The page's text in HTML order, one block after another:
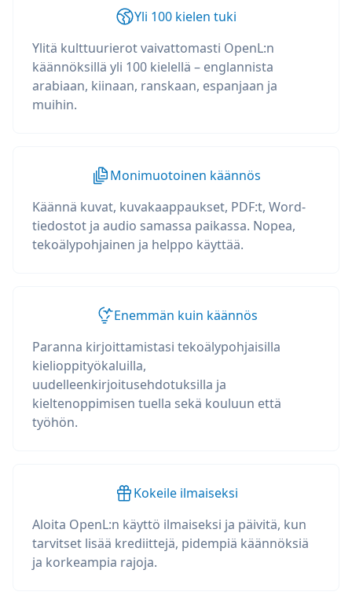
Yli 100 kielen tuki
Ylitä kulttuurierot vaivattomasti OpenL:n
käännöksillä yli 100 kielellä – englannista
arabiaan, kiinaan, ranskaan, espanjaan ja
muihin.
Monimuotoinen käännös
Käännä kuvat, kuvakaappaukset, PDF:t, Word-
tiedostot ja audio samassa paikassa. Nopea,
tekoälypohjainen ja helppo käyttää.
Enemmän kuin käännös
Paranna kirjoittamistasi tekoälypohjaisilla
kielioppityökaluilla,
uudelleenkirjoitusehdotuksilla ja
kieltenoppimisen tuella sekä kouluun että
työhön.
Kokeile ilmaiseksi
Aloita OpenL:n käyttö ilmaiseksi ja päivitä, kun
tarvitset lisää krediittejä, pidempiä käännöksiä
ja korkeampia rajoja.